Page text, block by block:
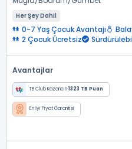
Her Şey Dahil
0-7 Yaş Çocuk Avantajı
2 Çocuk Ücretsiz
Avantajlar
TB Club Kazancın1323 TB Puan
En İyi Fiyat Garantisi